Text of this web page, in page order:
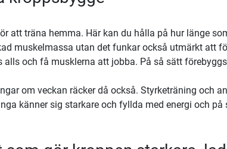
att träna hemma. Här kan du hålla på hur länge
muskelmassa utan det funkar också utmärkt att
och få musklerna att jobba. På så sätt
om veckan räcker då också. Styrketräning och
känner sig starkare och fyllda med energi och